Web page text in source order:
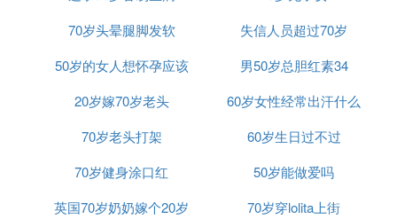
想要更清爽减龄但又不想显得太花哨，还可以选择白
色上衣来搭配藏蓝色的下装。比如，简单的圆领白T
色薄纱百褶半裙，外向的白色，搭配内向的藏蓝，明
暗相当，动静相宜，整体穿搭呈现的效果也同样非常
50岁+的女人，日常穿衣打扮，一定要懂得巧妙地运
用色彩来装点自己，只要搭配得宜，就可以穿出惊艳
比如，夏天不妨多穿绿色单品。绿色对黄皮肤的朋友
70岁头晕腿脚发软
失信人员超过70岁
50岁的女人想怀孕应该
咋办
男50岁总胆红素34
20岁嫁70岁老头
60岁女性经常出汗什么
原因
70岁老头打架
60岁生日过不过
70岁健身涂口红
50岁能做爱吗
英国70岁奶奶嫁个20岁
70岁穿lolita上街